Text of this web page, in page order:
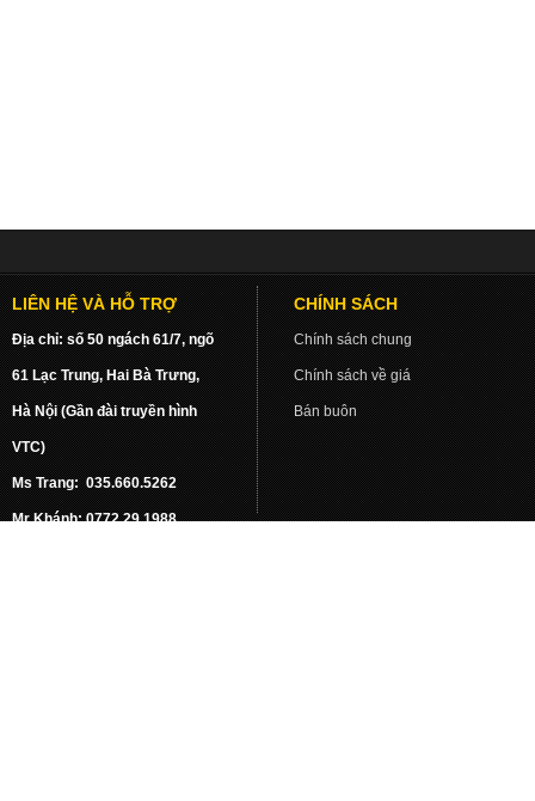
LIÊN HỆ VÀ HỖ TRỢ
Địa chỉ: số 50 ngách 61/7, ngõ
61 Lạc Trung, Hai Bà Trưng,
Hà Nội (Gần đài truyền hình
VTC)
Ms Trang: 035.660.5262
Mr Khánh: 0772.29.1988
CHÍNH SÁCH
Chính sách chung
Chính sách về giá
Bán buôn